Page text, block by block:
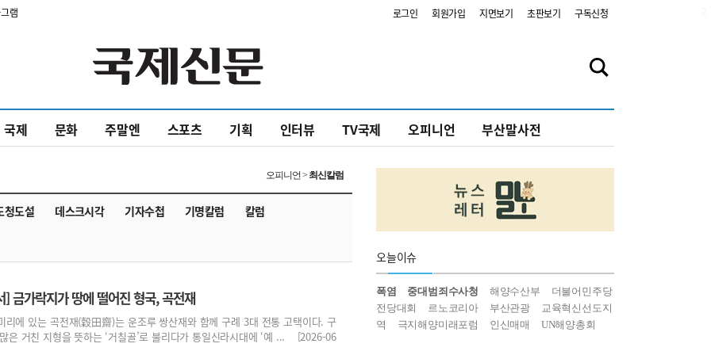
램 로그인 회원가입 지면보기 초판보기 구독신청
국제 문화 주말엔 스포츠 기획 인터뷰 TV국제 오피니언 부산말사전
청도설 데스크시각 기자수첩 기명칼럼 칼럼
오피니언 > 최신칼럼
금가락지가 땅에 떨어진 형국, 곡전재
리에 있는 곡전재(穀田齋)는 운조루 쌍산재와 함께 구례 3대 전통 고택이다. 구
은 거친 지형을 뜻하는 ‘거칠골’로 불리다가 통일신라시대에 ‘예 ... [2026-06
오늘이슈
폭염 중대범죄수사청 해양수산부
더불어민주당
전당대회
르노코리아 부산관광
교육혁신선도지
역
극지해양미래포럼 인신매매 UN해양총회